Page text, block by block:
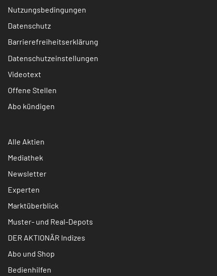
Nutzungsbedingungen
Datenschutz
Barrierefreiheitserklärung
Datenschutzeinstellungen
Videotext
Offene Stellen
Abo kündigen
Alle Aktien
Mediathek
Newsletter
Experten
Marktüberblick
Muster- und Real-Depots
DER AKTIONÄR Indizes
Abo und Shop
Bedienhilfen